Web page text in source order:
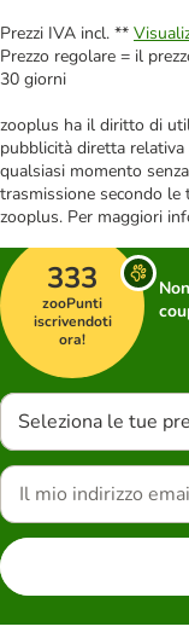
Prezzi IVA incl. **
Prezzo regolare = il
30 giorni
zooplus ha il diritto di
pubblicità diretta
qualsiasi momento
trasmissione secondo
zooplus. Per maggiori
333
zooPunti
iscrivendoti
ora!
Seleziona le tue